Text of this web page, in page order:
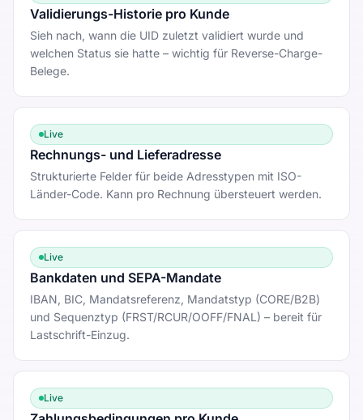
Validierungs-Historie pro Kunde
Sieh nach, wann die UID zuletzt validiert wurde und
welchen Status sie hatte – wichtig für Reverse-Charge-
Belege.
Live
Rechnungs- und Lieferadresse
Strukturierte Felder für beide Adresstypen mit ISO-
Länder-Code. Kann pro Rechnung übersteuert werden.
Live
Bankdaten und SEPA-Mandate
IBAN, BIC, Mandatsreferenz, Mandatstyp (CORE/B2B)
und Sequenztyp (FRST/RCUR/OOFF/FNAL) – bereit für
Lastschrift-Einzug.
Live